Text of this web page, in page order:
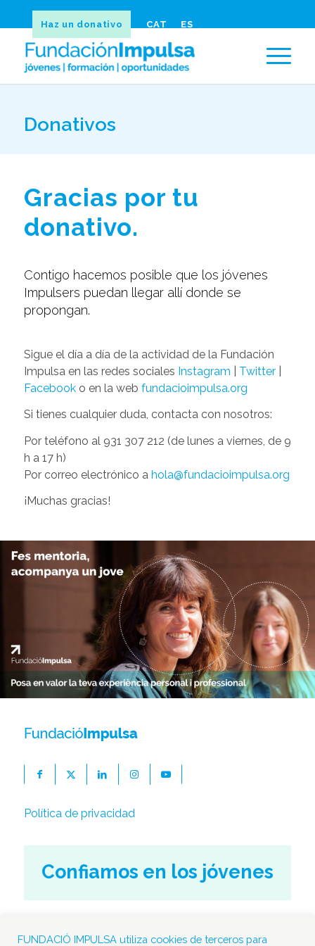
Haz un donativo CAT ES
Donativos
Gracias por tu
donativo.
Contigo hacemos posible que los jóvenes
Impulsers puedan llegar allí donde se
propongan.
Sigue el día a día de la actividad de la Fundación
Impulsa en las redes sociales Instagram Twitter|
Facebooko en la web fundacioimpulsa.org
Si tienes cualquier duda, contacta con nosotros:
Por teléfono al 931 307 212 (de lunes a viernes, de 9
h a 17 h)
Por correo electrónico a hola@fundacioimpulsa.org
¡Muchas gracias!
Política de privacidad
Confiamos en los jóvenes
08500 Vic. Barcelona
FUNDACIÓ IMPULSA utiliza cookies de terceros para